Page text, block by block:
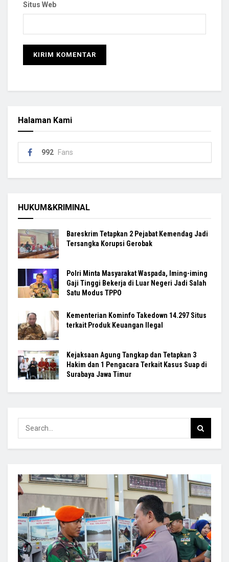
Situs Web
Halaman Kami
992 Fans
HUKUM&KRIMINAL
Bareskrim Tetapkan 2 Pejabat Kemendag Jadi
Tersangka Korupsi Gerobak
Polri Minta Masyarakat Waspada, Iming-iming
Gaji Tinggi Bekerja di Luar Negeri Jadi Salah
Satu Modus TPPO
Kementerian Kominfo Takedown 14.297 Situs
terkait Produk Keuangan Ilegal
Kejaksaan Agung Tangkap dan Tetapkan 3
Hakim dan 1 Pengacara Terkait Kasus Suap di
Surabaya Jawa Timur